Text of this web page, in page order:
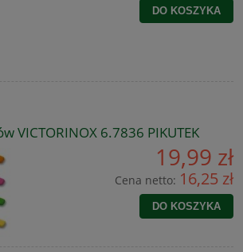
DO KOSZYKA
VICTORINOX 6.7836 PIKUTEK
19,99 zł
Cena netto: 16,25 zł
DO KOSZYKA